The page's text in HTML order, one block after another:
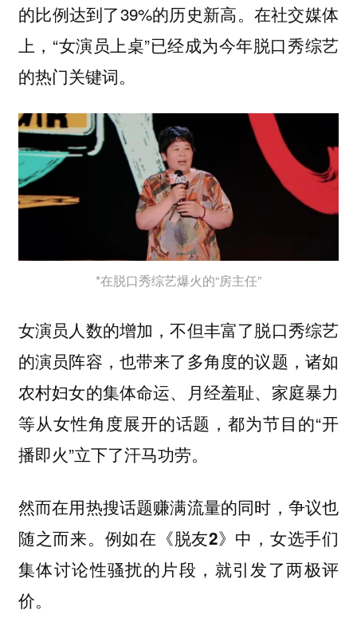
的比例达到了39%的历史新高。在社交媒体
上，“女演员上桌”已经成为今年脱口秀综艺
的热门关键词。
*在脱口秀综艺爆火的“房主任”
女演员人数的增加，不但丰富了脱口秀综艺
的演员阵容，也带来了多角度的议题，诸如
农村妇女的集体命运、月经羞耻、家庭暴力
等从女性角度展开的话题，都为节目的“开
播即火”立下了汗马功劳。
然而在用热搜话题赚满流量的同时，争议也
随之而来。例如在《脱友2》中，女选手们
集体讨论性骚扰的片段，就引发了两极评
价。